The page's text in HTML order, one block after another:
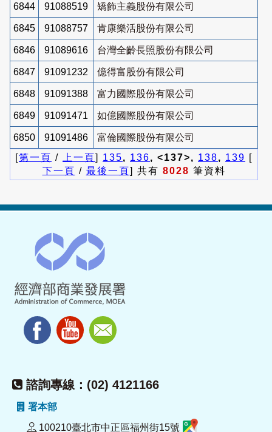
6844 91088519 矯飾主義股份有限公司
6845 91088757 肯康樂活股份有限公司
6846 91089616 台灣全齡長照股份有限公司
6847 91091232 億得富股份有限公司
6848 91091388 富力國際股份有限公司
6849 91091471 如億國際股份有限公司
6850 91091486
富倫國際股份有限公司
[第一頁 / 上一頁] 135, 136, <137>, 138, 139 [
下一頁 / 最後一頁] 共有 8028 筆資料
諮詢專線：(02) 4121166
署本部
100210臺北市中正區福州街15號